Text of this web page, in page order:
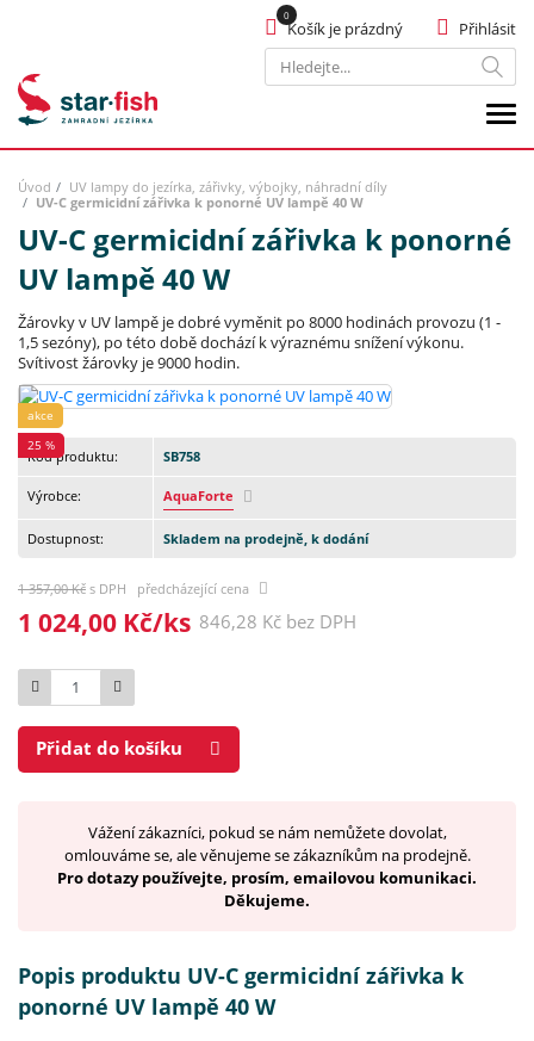
Hledat
Přihlásit
Košík je prázdný
Úvod
UV lampy do jezírka, zářivky, výbojky, náhradní díly
UV-C germicidní zářivka k ponorné UV lampě 40 W
UV-C germicidní zářivka k ponorné
UV lampě 40 W
Žárovky v UV lampě je dobré vyměnit po 8000 hodinách provozu (1 -
1,5 sezóny), po této době dochází k výraznému snížení výkonu.
Svítivost žárovky je 9000 hodin.
akce
25 %
Kód produktu: SB758
Výrobce: AquaForte
Dostupnost: Skladem na prodejně, k dodání
1 357,00 Kč s DPH předcházející cena
1 024,00 Kč/ks 846,28 Kč bez DPH
Počet
Přidat do košíku
Vážení zákazníci, pokud se nám nemůžete dovolat,
omlouváme se, ale věnujeme se zákazníkům na prodejně.
Pro dotazy používejte, prosím, emailovou komunikaci.
Děkujeme.
Popis produktu UV-C germicidní zářivka k
ponorné UV lampě 40 W